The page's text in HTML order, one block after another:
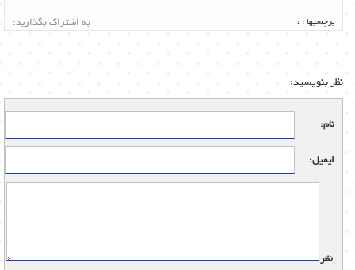
برچسبها : ، به اشتراک بگذارید:
نظر بنویسید:
نام:
ایمیل:
نظر: